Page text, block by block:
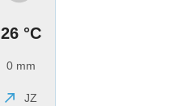
26 °C
0 mm
JZ